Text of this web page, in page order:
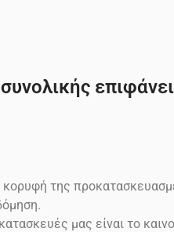
της
μας είναι το